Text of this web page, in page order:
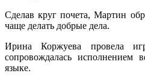
Сделав круг почета, Мартин
чаще делать добрые дела.
Ирина Коржуева провела
сопровождалась исполнением
языке.